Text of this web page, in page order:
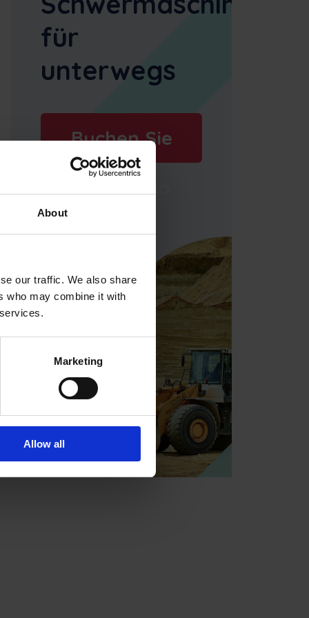
About
our traffic. We also share
who may combine it with
Marketing
Allow all
für
unterwegs
Buchen Sie
eine Demo